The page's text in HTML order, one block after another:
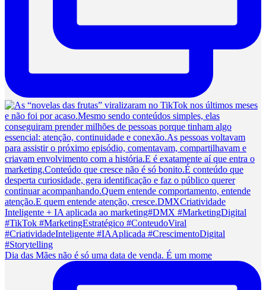
Dia das Mães não é só uma data de venda. É um mome